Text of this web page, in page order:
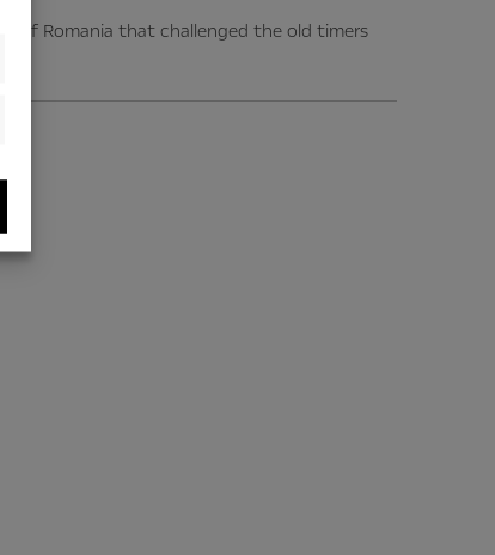
of Romania that challenged the old timers